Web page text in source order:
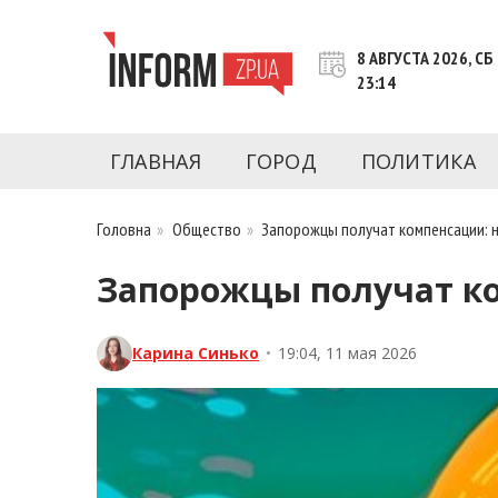
INFORM.ZP.UA – это информационный
последние новости Запорожья и
8 АВГУСТА 2026, СБ
23:14
ГЛАВНАЯ ГОРОД ПОЛИТИКА
Головна » Общество »Запорожцы получат компенсации:
Запорожцы получат
Карина Синько • 19:04, 11 мая 2026